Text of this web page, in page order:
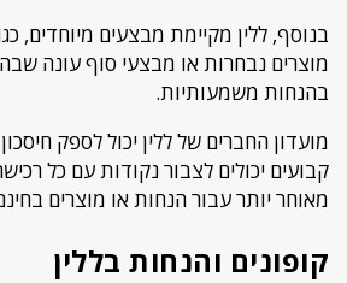
בנוסף, ללין מקיימת מבצעים מיוחדים,
מוצרים נבחרות או מבצעי סוף עונה
בהנחות משמעותיות.
מועדון החברים של ללין יכול לספק
קבועים יכולים לצבור נקודות עם כל
מאוחר יותר עבור הנחות או מוצרים
קופונים והנחות בללין